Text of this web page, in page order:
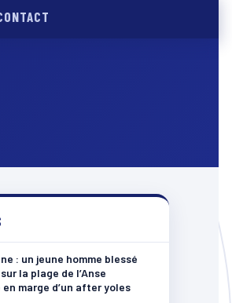
: un jeune homme blessé
la plage de l’Anse
en marge d’un after yoles